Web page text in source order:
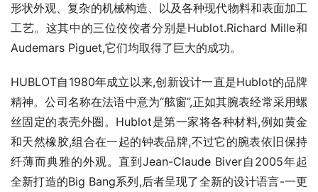
形状外观、复杂的机械构造、以及各种现代物料和表面加工
工艺。这其中的三位佼佼者分别是Hublot.Richard Mille和
Audemars Piguet,它们均取得了巨大的成功。
HUBLOT自1980年成立以来,创新设计一直是Hublot的品牌
精神。公司名称在法语中意为“舷窗”,正如其腕表经常采用螺
丝固定的表壳外圏。Hublot是第一家将各种材料,例如黄金
和天然橡胶,组合在一起的钟表品牌,不过它的腕表依旧保持
纤薄而典雅的外观。直到Jean-Claude Biver自2005年起
全新打造的Big Bang系列,后者呈现了全新的设计语言-一更